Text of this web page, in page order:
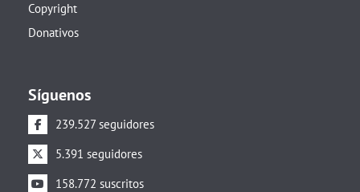
Copyright
Donativos
Síguenos
239.527 seguidores
5.391 seguidores
158.772 suscritos